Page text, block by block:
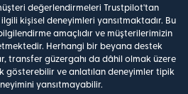
değerlendirmeleri Trustpilot'tan
kişisel deneyimleri yansıtmaktadır. Bu
amaçlıdır ve müşterilerimizin
Herhangi bir beyana destek
transfer güzergahı da dâhil olmak üzere
gösterebilir ve anlatılan deneyimler tipik
yansıtmayabilir.